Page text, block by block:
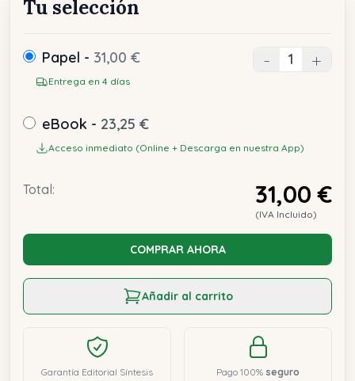
Tu selección
Papel - 31,00 €
Entrega en 4 días
- +
eBook - 23,25 €
Acceso inmediato (Online + Descarga en nuestra App)
Total: 31,00 €
(IVA Incluido)
COMPRAR AHORA
Añadir al carrito
Garantía Editorial Síntesis Pago 100% seguro